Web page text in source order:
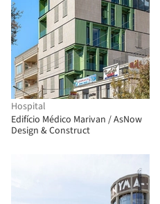
Hospital
Edifício Médico Marivan / AsNow
Design & Construct